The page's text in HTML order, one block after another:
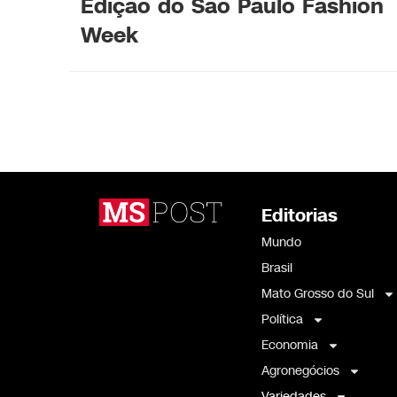
Edição do São Paulo Fashion
Week
Editorias
Mundo
Brasil
Mato Grosso do Sul
Política
Economia
Agronegócios